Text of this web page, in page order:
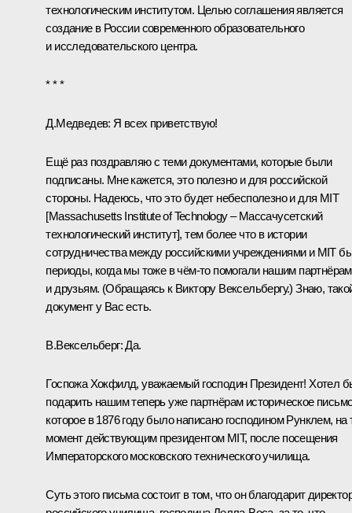
технологическим институтом. Целью соглашения является
создание в России современного образовательного
и исследовательского центра.
* * *
Д.Медведев: Я всех приветствую!
Ещё раз поздравляю с теми документами, которые были
подписаны. Мне кажется, это полезно и для российской
стороны. Надеюсь, что это будет небесполезно и для MIT
[Massachusetts Institute of Technology – Массачусетский
технологический институт], тем более что в истории
сотрудничества между российскими учреждениями и MIT
периоды, когда мы тоже в чём‑то помогали нашим партнёрам
и друзьям. (Обращаясь к Виктору Вексельбергу.)Знаю,
документ у Вас есть.
В.Вексельберг:Да.
Госпожа Хокфилд, уважаемый господин Президент! Хотел
подарить нашим теперь уже партнёрам историческое
которое в 1876 году было написано господином Рунклем, на
момент действующим президентом MIT, после посещения
Императорского московского технического училища.
Суть этого письма состоит в том, что он благодарит